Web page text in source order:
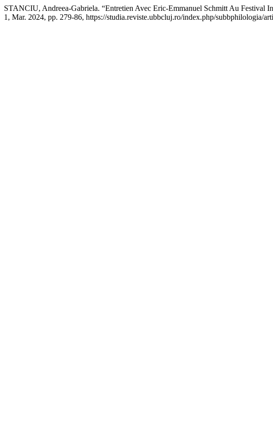
STANCIU, Andreea-Gabriela. “Entretien Avec Eric-Emmanuel Schmitt Au Festival
1, Mar. 2024, pp. 279-86, https://studia.reviste.ubbcluj.ro/index.php/subbphilologia/